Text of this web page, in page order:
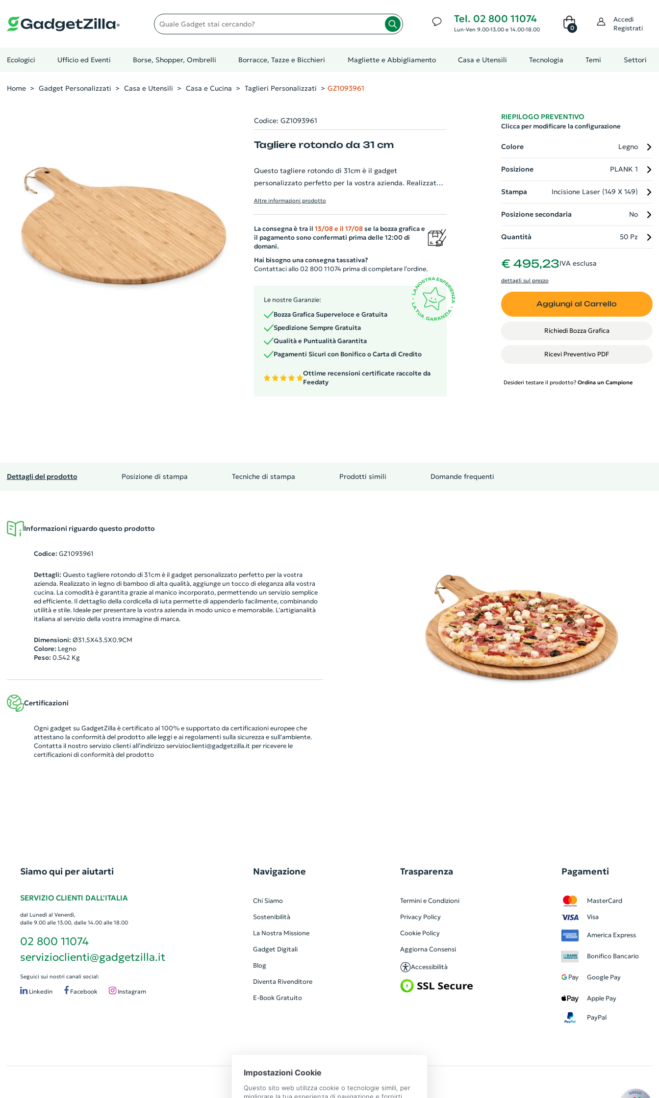
Quale gadget stai cercando? Tel. 02 800 11074
Lun-Ven 9.00-13.00 e 14.00-18.00 0
Accedi
Registrati
Ecologici Ufficio ed Eventi Borse, Shopper, Ombrelli Borracce, Tazze e Bicchieri Magliette e Abbigliamento Casa e Utensili Tecnologia Temi Settori
Home Gadget Personalizzati Casa e Utensili Casa e Cucina Taglieri Personalizzati GZ1093961
Codice: GZ1093961
Tagliere rotondo da 31 cm
Questo tagliere rotondo di 31cm è il gadget
personalizzato perfetto per la vostra azienda. Realizzato
ed efficiente. Il dettaglio della cordicella di iuta permette
di appenderlo facilmente, combinando utilità e stile.
Ideale per presentare la vostra azienda in modo unico e
memorabile. L'artigianalità italiana al servizio della vostra
Altre informazioni prodotto
La consegna è tra il 13/08 e il 17/08se la bozza grafica e
il pagamento sono confermati prima delle 12:00 di
domani.
Hai bisogno una consegna tassativa?
Contattaci allo 02 800 11074 prima di completare l’ordine.
Le nostre Garanzie:
Bozza Grafica Superveloce e Gratuita
Spedizione Sempre Gratuita
Qualità e Puntualità Garantita
Pagamenti Sicuri con Bonifico o Carta di Credito
Ottime recensioni certificate raccolte da
Feedaty
RIEPILOGO PREVENTIVO
Clicca per modificare la configurazione
Colore Legno
Posizione PLANK 1
Stampa Incisione Laser (149 X 149)
Posizione secondaria No
Quantità 50 Pz
€ 495,23IVA esclusa
dettagli sul prezzo
Aggiungi al Carrello
Richiedi Bozza Grafica
Ricevi Preventivo PDF
Desideri testare il prodotto? Ordina un Campione
Dettagli del prodotto Posizione di stampa Tecniche di stampa Prodotti simili Domande frequenti
Informazioni riguardo questo prodotto
Codice: GZ1093961
Dettagli: Questo tagliere rotondo di 31cm è il gadget personalizzato perfetto per la vostra
azienda. Realizzato in legno di bamboo di alta qualità, aggiunge un tocco di eleganza alla vostra
cucina. La comodità è garantita grazie al manico incorporato, permettendo un servizio semplice
ed efficiente. Il dettaglio della cordicella di iuta permette di appenderlo facilmente, combinando
utilità e stile. Ideale per presentare la vostra azienda in modo unico e memorabile. L'artigianalità
italiana al servizio della vostra immagine di marca.
Dimensioni: Ø31.5X43.5X0.9CM
Colore: Legno
Peso: 0.542 Kg
Certificazioni
Ogni gadget su GadgetZilla è certificato al 100% e supportato da certificazioni europee che
attestano la conformità del prodotto alle leggi e ai regolamenti sulla sicurezza e sull'ambiente.
Contatta il nostro servizio clienti all’indirizzo servizioclienti@gadgetzilla.it per ricevere le
certificazioni di conformità del prodotto
Siamo qui per aiutarti
SERVIZIO CLIENTI DALL'ITALIA
dal Lunedì al Venerdì,
dalle 9.00 alle 13.00, dalle 14.00 alle 18.00
02 800 11074
servizioclienti@gadgetzilla.it
Seguici sui nostri canali social:
Linkedin Facebook Instagram
Navigazione
Chi Siamo
Sostenibilità
La Nostra Missione
Gadget Digitali
Blog
Diventa Rivenditore
E-Book Gratuito
Trasparenza
Termini e Condizioni
Privacy Policy
Cookie Policy
Aggiorna Consensi
Accessibilità
Pagamenti
MasterCard
Visa
America Express
Bonifico Bancario
Google Pay
Apple Pay
PayPal